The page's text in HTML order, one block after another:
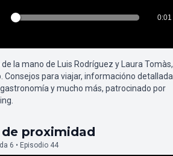
la mano de Luis Rodríguez y Laura Tomàs,
Consejos para viajar, informacióno detallada
y mucho más, patrocinado por
proximidad
6 • Episodio 44